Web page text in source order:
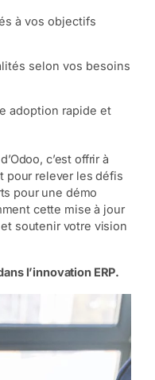
à vos objectifs
selon vos besoins
adoption rapide et
c’est offrir à
pour relever les défis
pour une démo
cette mise à jour
soutenir votre vision
l’innovation ERP.